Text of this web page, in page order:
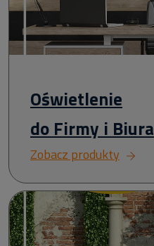
Oświetlenie
do Firmy i Biura
Zobacz produkty